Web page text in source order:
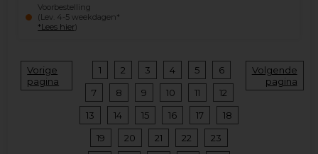
Voorbestelling
(Lev. 4-5 weekdagen*
*Lees hier)
Vorige
pagina
1 2 3 4 5
6
7
8 9 10 11
12
13
14 15 16 17
18
19
20 21 22
23
Volgende
pagina